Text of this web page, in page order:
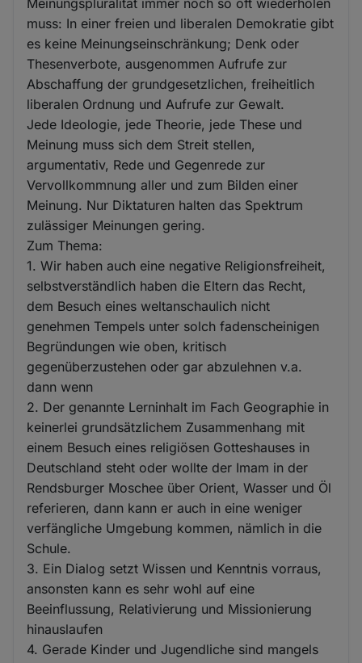
muss: In einer freien und liberalen Demokratie gibt
es keine Meinungseinschränkung; Denk oder
Thesenverbote, ausgenommen Aufrufe zur
Abschaffung der grundgesetzlichen, freiheitlich
liberalen Ordnung und Aufrufe zur Gewalt.
Jede Ideologie, jede Theorie, jede These und
Meinung muss sich dem Streit stellen,
argumentativ, Rede und Gegenrede zur
Vervollkommnung aller und zum Bilden einer
Meinung. Nur Diktaturen halten das Spektrum
zulässiger Meinungen gering.
Zum Thema:
1. Wir haben auch eine negative Religionsfreiheit,
selbstverständlich haben die Eltern das Recht,
dem Besuch eines weltanschaulich nicht
genehmen Tempels unter solch fadenscheinigen
Begründungen wie oben, kritisch
gegenüberzustehen oder gar abzulehnen v.a.
dann wenn
2. Der genannte Lerninhalt im Fach Geographie in
keinerlei grundsätzlichem Zusammenhang mit
einem Besuch eines religiösen Gotteshauses in
Deutschland steht oder wollte der Imam in der
Rendsburger Moschee über Orient, Wasser und Öl
referieren, dann kann er auch in eine weniger
verfängliche Umgebung kommen, nämlich in die
Schule.
3. Ein Dialog setzt Wissen und Kenntnis vorraus,
ansonsten kann es sehr wohl auf eine
Beeinflussung, Relativierung und Missionierung
hinauslaufen
4. Gerade Kinder und Jugendliche sind mangels